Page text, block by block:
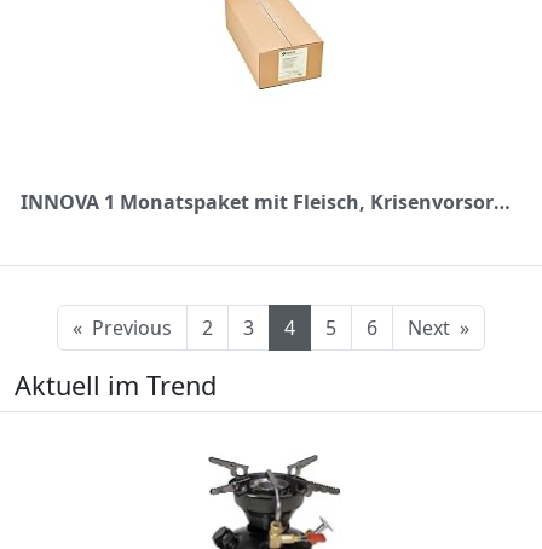
INNOVA 1 Monatspaket mit Fleisch, Krisenvorsorge und Langzeitnahrung, Emergency Food, Lebensmittelpaket | Sicherheits Nahrungsmittel (15 Years Shelf life)
« Previous 2 3 4 5 6 Next »
Aktuell im Trend